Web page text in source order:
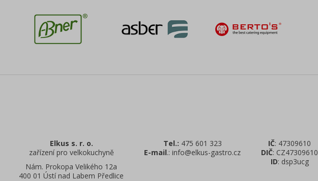
Elkus s. r. o.
zařízení pro velkokuchyně
Nám. Prokopa Velikého 12a
400 01 Ústí nad Labem Předlice
Tel.: 475 601 323
E-mail.: info@elkus-gastro.cz
IČ: 47309610
DIČ: CZ47309610
ID: dsp3ucg